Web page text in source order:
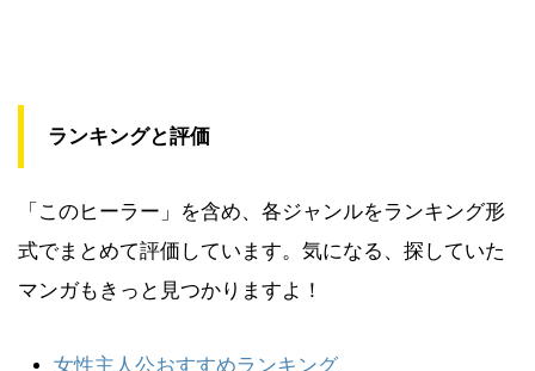
ランキングと評価
「このヒーラー」を含め、各ジャンルをランキング形
式でまとめて評価しています。気になる、探していた
マンガもきっと見つかりますよ！
女性主人公おすすめランキング